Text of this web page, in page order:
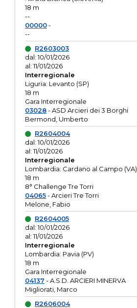
18 m
--
00000-
--
R2603003
dal: 10/01/2026
al: 11/01/2026
Interregionale
Liguria: Levanto (SP)
18 m
Gara Interregionale
03028- ASD Arcieri dei 3 Borghi
Bermond, Umberto
R2604004
dal: 10/01/2026
al: 11/01/2026
Interregionale
Lombardia: Cardano al Campo (VA)
18 m
8° Challenge Tre Torri
04065- Arcieri Tre Torri
Melone, Fabio
R2604005
dal: 10/01/2026
al: 11/01/2026
Interregionale
Lombardia: Pavia (PV)
18 m
Gara Interregionale
04137 - A.S.D. ARCIERI MINERVA
Migliorati, Marco
R2606004